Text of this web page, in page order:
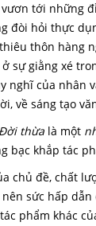
tới những
đòi hỏi thực
thôn hàng
sự giằng xé
nghĩ của nhân
về sáng tạo
Đời thừa là một
bạc khắp tác
chủ đề, chất
sức hấp dẫn
phẩm khác